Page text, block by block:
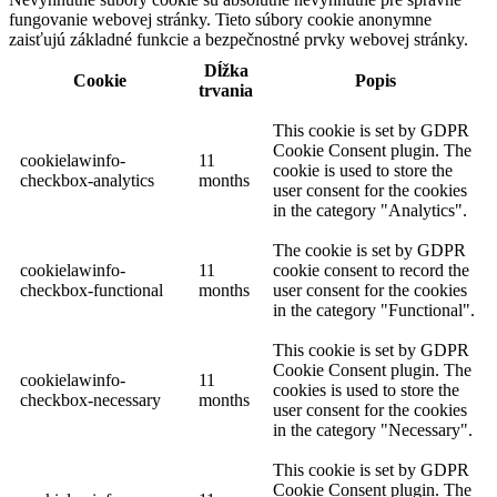
fungovanie webovej stránky. Tieto súbory cookie anonymne
zaisťujú základné funkcie a bezpečnostné prvky webovej stránky.
Cookie
Dĺžka
trvania
Popis
cookielawinfo-
checkbox-analytics
11
months
This cookie is set by GDPR
Cookie Consent plugin. The
cookie is used to store the
user consent for the cookies
in the category "Analytics".
cookielawinfo-
checkbox-functional
11
months
The cookie is set by GDPR
cookie consent to record the
user consent for the cookies
in the category "Functional".
cookielawinfo-
checkbox-necessary
11
months
This cookie is set by GDPR
Cookie Consent plugin. The
cookies is used to store the
user consent for the cookies
in the category "Necessary".
This cookie is set by GDPR
Cookie Consent plugin. The